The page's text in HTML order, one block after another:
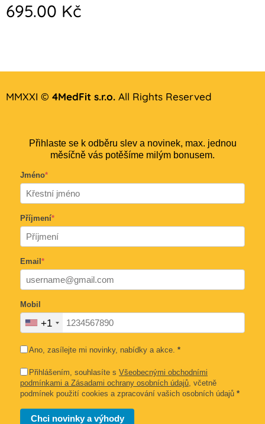
695.00 Kč
MMXXI © 4MedFit s.r.o. All Rights Reserved
Přihlaste se k odběru slev a novinek, max. jednou
měsíčně vás potěšíme milým bonusem.
Jméno*
Příjmení*
Email *
Mobil
+1
Ano, zasílejte mi novinky, nabídky a akce. *
Přihlášením, souhlasíte s Všeobecnými obchodními
podmínkami a Zásadami ochrany osobních údajů, včetně
podmínek použití cookies a zpracování vašich osobních údajů *
Chci novinky a výhody